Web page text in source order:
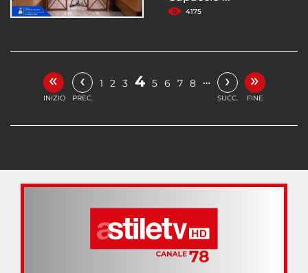
4175
«
INIZIO
‹
PREC.
1 2 3 4 5 6 7 8 … ›
SUCC.
»
FINE